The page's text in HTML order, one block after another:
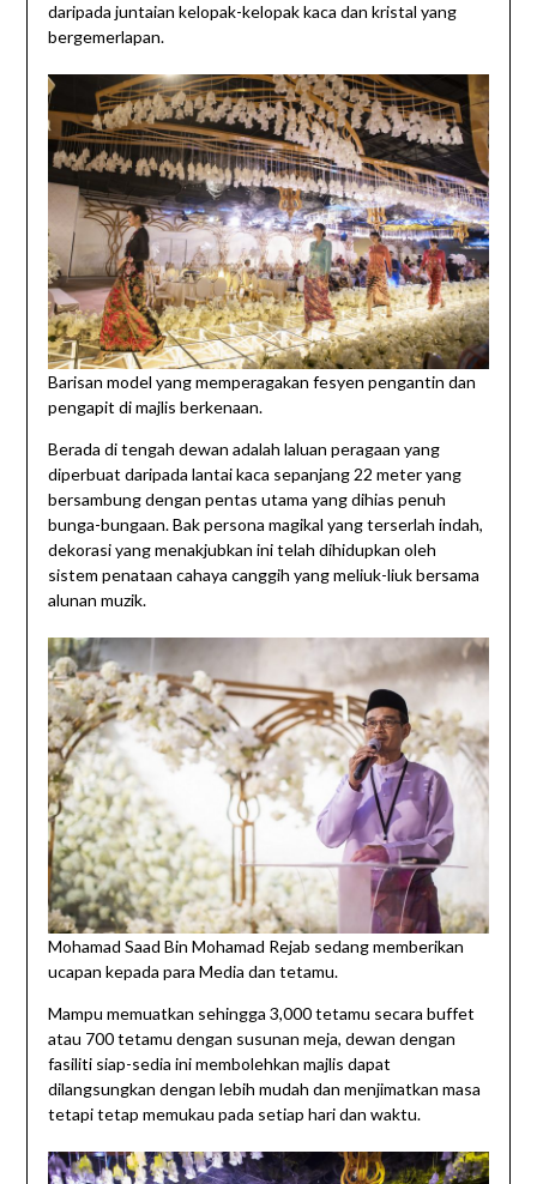
daripada juntaian kelopak-kelopak kaca dan kristal yang
bergemerlapan.
Barisan model yang memperagakan fesyen pengantin dan
pengapit di majlis berkenaan.
Berada di tengah dewan adalah laluan peragaan yang
diperbuat daripada lantai kaca sepanjang 22 meter yang
bersambung dengan pentas utama yang dihias penuh
bunga-bungaan. Bak persona magikal yang terserlah indah,
dekorasi yang menakjubkan ini telah dihidupkan oleh
sistem penataan cahaya canggih yang meliuk-liuk bersama
alunan muzik.
Mohamad Saad Bin Mohamad Rejab sedang memberikan
ucapan kepada para Media dan tetamu.
Mampu memuatkan sehingga 3,000 tetamu secara buffet
atau 700 tetamu dengan susunan meja, dewan dengan
fasiliti siap-sedia ini membolehkan majlis dapat
dilangsungkan dengan lebih mudah dan menjimatkan masa
tetapi tetap memukau pada setiap hari dan waktu.